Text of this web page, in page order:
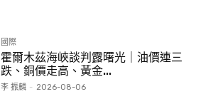
國際
霍爾木茲海峽談判露曙光｜油價連三
跌、銅價走高、黃金...
李 振麟 - 2026-08-06